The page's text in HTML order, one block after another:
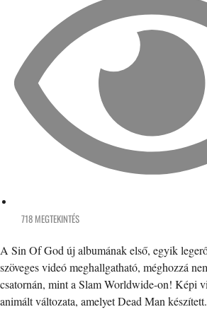
718 MEGTEKINTÉS
A Sin Of God új albumának első, egyik
szöveges videó meghallgatható, méghozzá
csatornán, mint a Slam Worldwide-on! Képi
animált változata, amelyet Dead Man készített.